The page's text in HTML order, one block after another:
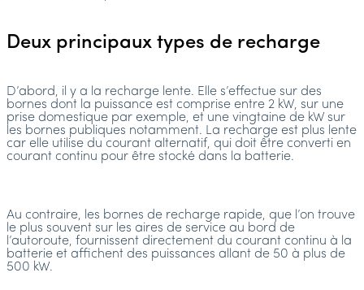
Deux principaux types de recharge
D’abord, il y a la recharge lente. Elle s’effectue sur des
bornes dont la puissance est comprise entre 2 kW, sur une
prise domestique par exemple, et une vingtaine de kW sur
les bornes publiques notamment. La recharge est plus lente
car elle utilise du courant alternatif, qui doit être converti en
courant continu pour être stocké dans la batterie.
Au contraire, les bornes de recharge rapide, que l’on trouve
le plus souvent sur les aires de service au bord de
l’autoroute, fournissent directement du courant continu à la
batterie et affichent des puissances allant de 50 à plus de
500 kW.